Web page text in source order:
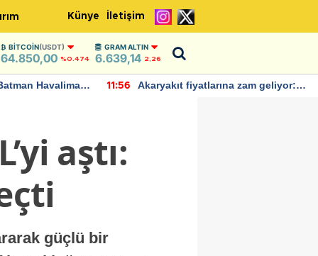
Künye İletişim
BITCOIN(USDT)
64.850,00 %0.474
GRAM ALTIN
6.639,14 2,26
Havalimanı
11:56
Akaryakıt fiyatlarına zam geliyor:
aştı:
güçlü bir